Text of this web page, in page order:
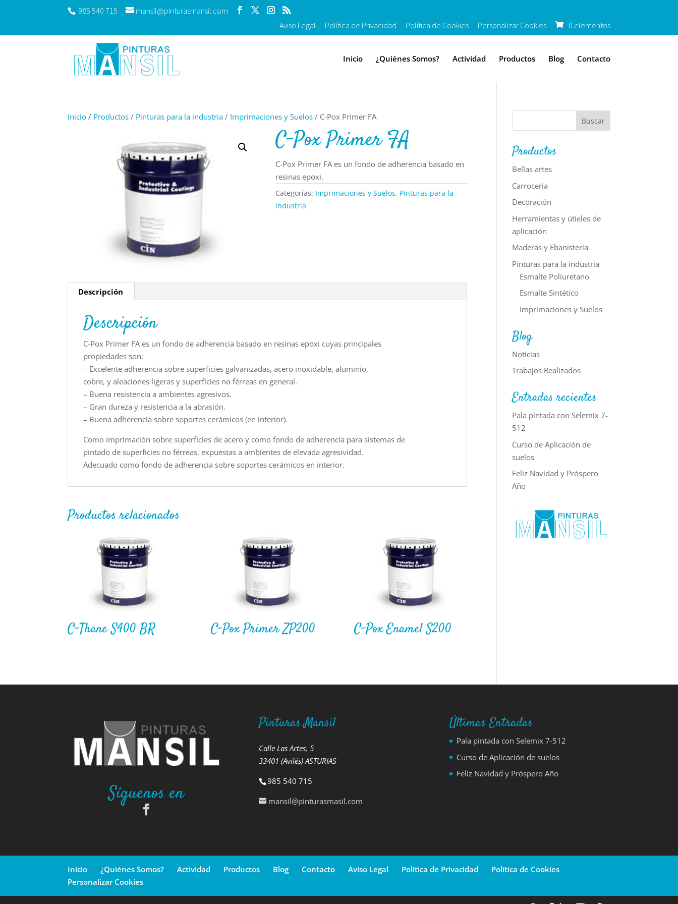
985 540 715
mansil@pinturasmansil.com
Aviso Legal
Política de Privacidad Política de Cookies Personalizar Cookies 0 elementos
Inicio ¿Quiénes Somos? Actividad Productos Blog Contacto
Inicio / Productos / Pinturas para la industria / Imprimaciones y Suelos / C-Pox Primer FA
C-Pox Primer FA
C-Pox Primer FA es un fondo de adherencia basado en
resinas epoxi.
Categorías: Imprimaciones y Suelos, Pinturas para la
industria
Descripción
Descripción
C-Pox Primer FA es un fondo de adherencia basado en resinas epoxi cuyas principales
propiedades son:
– Excelente adherencia sobre superficies galvanizadas, acero inoxidable, aluminio,
cobre, y aleaciones ligeras y superficies no férreas en general.
– Buena resistencia a ambientes agresivos.
– Gran dureza y resistencia a la abrasión.
– Buena adherencia sobre soportes cerámicos (en interior).
Como imprimación sobre superficies de acero y como fondo de adherencia para sistemas de
pintado de superficies no férreas, expuestas a ambientes de elevada agresividad.
Adecuado como fondo de adherencia sobre soportes cerámicos en interior.
Productos relacionados
C-Thane S400 BR C-Pox Primer ZP200 C-Pox Enamel S200
Productos
Bellas artes
Carroceria
Decoración
Herramientas y útieles de
aplicación
Maderas y Ebanistería
Pinturas para la industria
Esmalte Poliuretano
Esmalte Sintético
Imprimaciones y Suelos
Blog
Noticias
Trabajos Realizados
Entradas recientes
Pala pintada con Selemix 7-
512
Curso de Aplicación de
suelos
Feliz Navidad y Próspero
Año
Síguenos en
Pinturas Mansil
Calle Las Artes, 5
33401 (Avilés) ASTURIAS
985 540 715
mansil@pinturasmasil.com
Últimas Entradas
Pala pintada con Selemix 7-512
Curso de Aplicación de suelos
Feliz Navidad y Próspero Año
Inicio ¿Quiénes Somos? Actividad Productos Blog Contacto Aviso Legal Política de Privacidad
Política de Cookies
Personalizar Cookies